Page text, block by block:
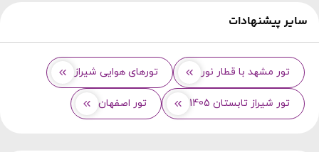
سایر پیشنهادات
تور مشهد با قطار نور تورهای هوایی شیراز
تور شیراز تابستان 1405 تور اصفهان